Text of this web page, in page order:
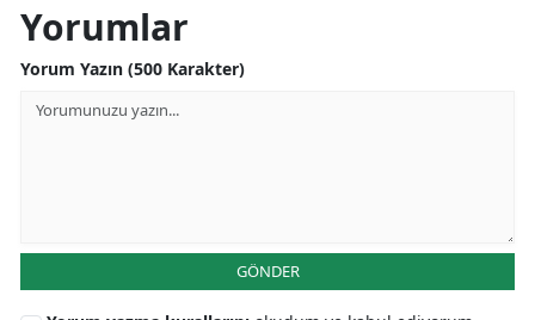
Yorumlar
Yorum Yazın (500 Karakter)
GÖNDER